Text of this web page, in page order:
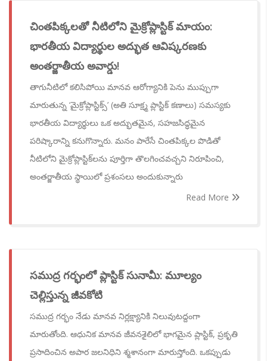
చింతపిక్కలతో నీటిలోని మైక్రోప్లాస్టిక్ మాయం:
భారతీయ విద్యార్థుల అద్భుత ఆవిష్కరణకు
అంతర్జాతీయ అవార్డు!
తాగునీటిలో కలిసిపోయి మానవ ఆరోగ్యానికి పెను ముప్పుగా
మారుతున్న ‘మైక్రోప్లాస్టిక్స్’ (అతి సూక్ష్మ ప్లాస్టిక్ కణాలు) సమస్యకు
భారతీయ విద్యార్థులు ఒక అద్భుతమైన, సహజసిద్ధమైన
పరిష్కారాన్ని కనుగొన్నారు. మనం పారేసే చింతపిక్కల పొడితో
నీటిలోని మైక్రోప్లాస్టిక్‌లను పూర్తిగా తొలగించవచ్చని నిరూపించి,
అంతర్జాతీయ స్థాయిలో ప్రశంసలు అందుకున్నారు
Read More
సముద్ర గర్భంలో ప్లాస్టిక్ సునామీ: మూల్యం
చెల్లిస్తున్న జీవకోటి
సముద్ర గర్భం నేడు మానవ నిర్లక్ష్యానికి నిలువుటద్దంగా
మారుతోంది. ఆధునిక మానవ జీవనశైలిలో భాగమైన ప్లాస్టిక్, ప్రకృతి
ప్రసాదించిన అపార జలనిధిని శ్మశానంగా మారుస్తోంది. ఒకప్పుడు